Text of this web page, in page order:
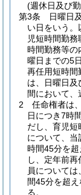
(週休日及び
第3条
日曜日
い日をいう。
児短時間勤
時間勤務等の
曜日までの5
再任用短時間
は、日曜日及
間において、
2
任命権者は
日につき7時
だし、育児短
について、当
時間45分を
し、定年前
員について
間45分を超
る。